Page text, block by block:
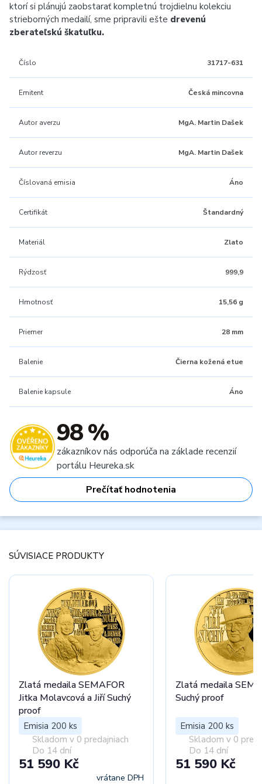
ktorí si plánujú zaobstarať kompletnú trojdielnu kolekciu
strieborných medailí, sme pripravili ešte drevenú
zberateľskú škatuľku.
Číslo 31717-631
Emitent Česká mincovna
Autor averzu MgA. Martin Dašek
Autor reverzu MgA. Martin Dašek
Číslovaná emisia Áno
Certifikát Štandardný
Materiál Zlato
Rýdzosť 999,9
Hmotnosť 15,56 g
Priemer 28 mm
Balenie Čierna kožená etue
Balenie kapsule Áno
98 %
zákazníkov nás odporúča na základe recenzií
portálu Heureka.sk
Prečítať hodnotenia
SÚVISIACE PRODUKTY
Zlatá medaila SEMAFOR
Jitka Molavcová a Jiří Suchý
proof
Emisia 200 ks
Skladom v 0 predajniach
Do 14 dní
51 590 Kč
vrátane DPH
Zlatá medaila
Suchý proof
Emisia 200 ks
Skladom v 0
Do 14 dní
51 590 Kč